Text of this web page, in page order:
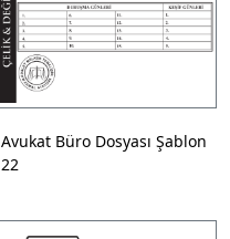
Avukat Büro Dosyası Şablon
22